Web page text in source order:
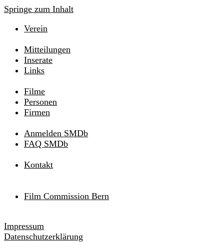
Springe zum Inhalt
Verein
Mitteilungen
Inserate
Links
Filme
Personen
Firmen
Anmelden SMDb
FAQ SMDb
Kontakt
Film Commission Bern
Impressum
Datenschutzerklärung